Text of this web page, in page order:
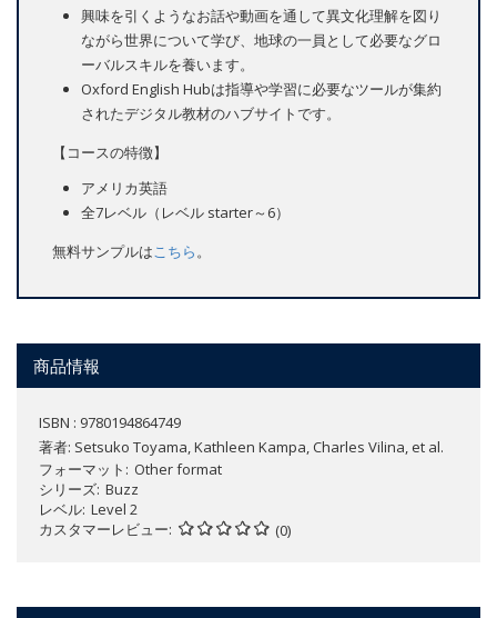
興味を引くようなお話や動画を通して異文化理解を図り
ながら世界について学び、地球の一員として必要なグロ
ーバルスキルを養います。
Oxford English Hubは指導や学習に必要なツールが集約
されたデジタル教材のハブサイトです。
【コースの特徴】
アメリカ英語
全7レベル（レベル starter～6）
無料サンプルはこちら。
商品情報
ISBN : 9780194864749
著者: Setsuko Toyama, Kathleen Kampa, Charles Vilina, et al.
フォーマット
Other format
シリーズ Buzz
レベル Level 2
カスタマーレビュー
(0)